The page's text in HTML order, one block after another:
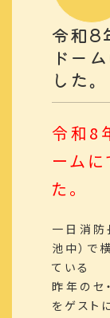
令和8
ドー
した。
令和8
ーム
た。
一日消防
池中）で
ている
昨年のセ
をゲスト